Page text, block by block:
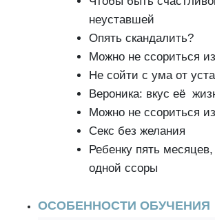
неуставшей
Опять скандалить?
Можно не ссориться
Не сойти с ума от
Вероника: вкус её
Можно не ссориться
Секс без желания
Ребенку пять
одной ссоры
ОСОБЕННОСТИ ОБУЧЕНИЯ